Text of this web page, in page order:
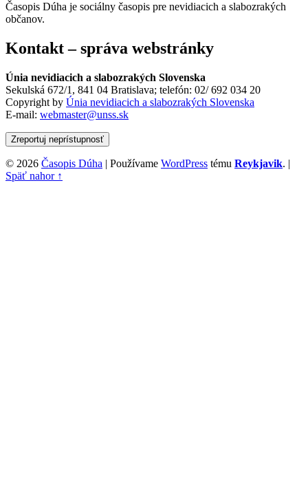
Časopis Dúha je sociálny časopis pre nevidiacich a slabozrakých
občanov.
Kontakt – správa webstránky
Únia nevidiacich a slabozrakých Slovenska
Sekulská 672/1, 841 04 Bratislava; telefón: 02/ 692 034 20
Copyright by Únia nevidiacich a slabozrakých Slovenska
E-mail: webmaster@unss.sk
Zreportuj neprístupnosť
© 2026 Časopis Dúha | Používame WordPress tému Reykjavik. |
Späť nahor ↑